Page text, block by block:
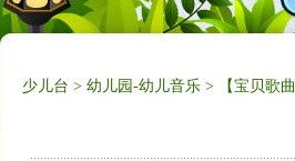
少儿台 > 幼儿园-幼儿音乐 > 【宝贝歌